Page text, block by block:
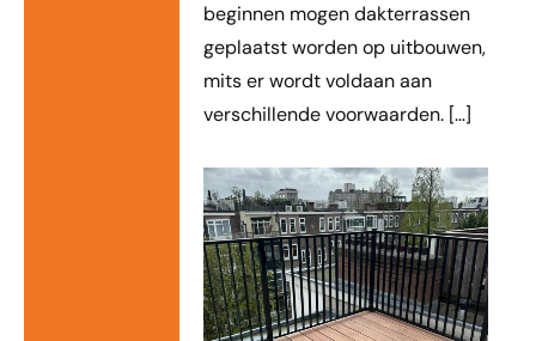
beginnen mogen dakterrassen
geplaatst worden op uitbouwen,
mits er wordt voldaan aan
verschillende voorwaarden. […]